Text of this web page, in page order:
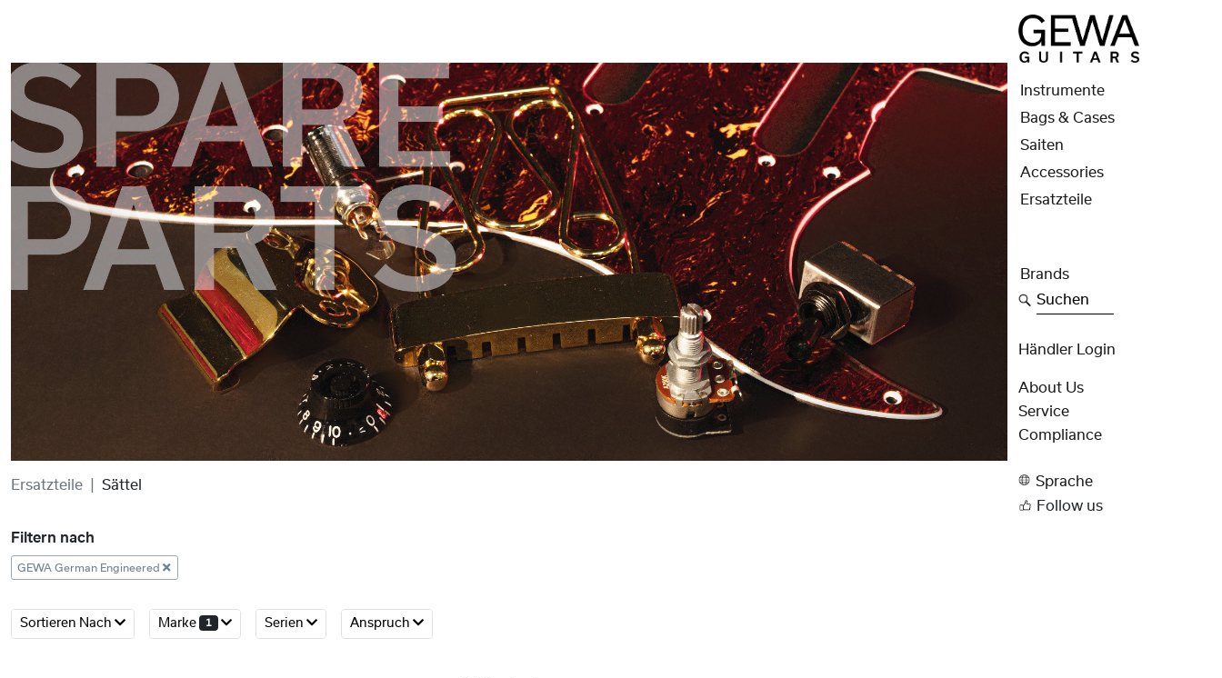
Ersatzteile Sättel
Filtern nach
GEWA German Engineered
Sortieren Nach Marke 1 Serien Anspruch
Instrumente
Bags & Cases
Saiten
Accessories
Ersatzteile
Brands
Suchen
Händler Login
About Us
Service
Compliance
Sprache
Follow us